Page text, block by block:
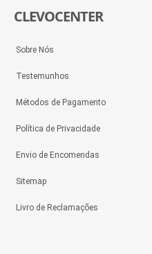
CLEVOCENTER
Sobre Nós
Testemunhos
Métodos de Pagamento
Política de Privacidade
Envio de Encomendas
Sitemap
Livro de Reclamações